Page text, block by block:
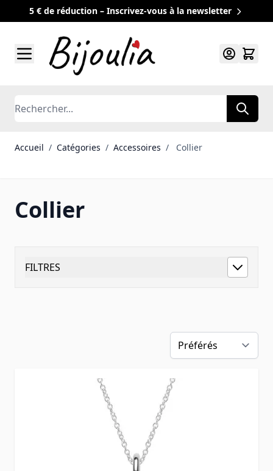
5 € de réduction – Inscrivez-vous à la newsletter
Rechercher
Accueil / Catégories / Accessoires / Collier
Collier
FILTRES